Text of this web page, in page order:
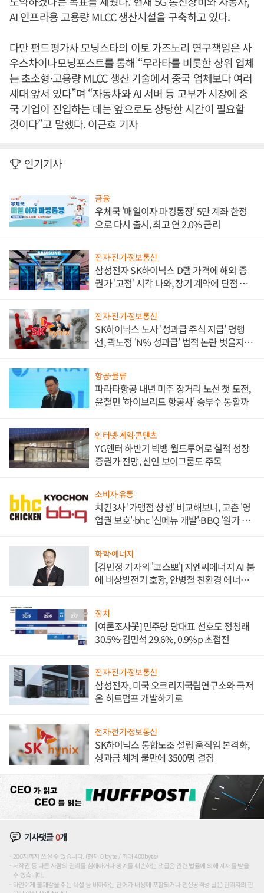
AI 인프라용 고용량 MLCC 생산시설을 구축하고 있다.
다만 펀드평가사 모닝스타의 이토 가즈노리 연구책임은 사
우스차이나모닝포스트를 통해 “무라타를 비롯한 상위 업체
는 초소형·고용량 MLCC 생산 기술에서 중국 업체보다 여러
세대 앞서 있다”며 “자동차와 AI 서버 등 고부가 시장에 중
국 기업이 진입하는 데는 앞으로도 상당한 시간이 필요할
것이다”고 말했다. 이근호 기자
인기기사
금융
우체국 '매일이자 파킹통장' 5만 계좌 한정
으로 다시 출시, 최고 연 2.0% 금리
전자·전기·정보통신
삼성전자 SK하이닉스 D램 가격에 해외 증
권가 '고점' 시각 나와, 장기 계약에 단점 부
전자·전기·정보통신
SK하이닉스 노사 '성과급 주식 지급' 평행
선, 곽노정 'N% 성과급' 법적 논란 벗을지 주
항공·물류
파라타항공 내년 미주 장거리 노선 첫 도전,
윤철민 '하이브리드 항공사' 승부수 통할까
인터넷·게임·콘텐츠
YG엔터 하반기 빅뱅 월드투어로 실적 성장
증권가 전망, 신인 보이그룹도 주목
소비자·유통
치킨3사 '가맹점 상생' 비교해보니, 교촌 '영
업권 보호'·bhc '신메뉴 개발'·BBQ '원가 부
화학·에너지
[김민정 기자의 '코스뽀'] 지엔씨에너지 AI 붐
에 비상발전기 호황, 안병철 친환경 에너지
정치
[여론조사꽃] 민주당 당대표 선호도 정청래
30.5%·김민석 29.6%, 0.9%p 초접전
전자·전기·정보통신
삼성전자, 미국 오크리지국립연구소와 극저
온 히트펌프 개발하기로
전자·전기·정보통신
SK하이닉스 통합노조 설립 움직임 본격화,
성과급 체계 불만에 3500명 결집
기사댓글0개
200자까지 쓰실 수 있습니다. (현재 0 byte / 최대 400byte)
저작권 등 다른 사람의 권리를 침해하거나 명예를 훼손하는 댓글은 관련 법률에 의해 제재를 받을
수 있습니다.
타인에게 불쾌감을 주는 욕설 등 비하하는 단어가 내용에 포함되거나 인신공격성 글은 관리자의 판